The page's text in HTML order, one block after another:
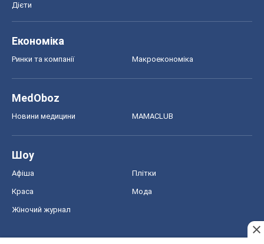
Дієти
Економіка
Ринки та компанії Макроекономіка
MedOboz
Новини медицини MAMACLUB
Шоу
Афіша Плітки
Краса Мода
Жіночий журнал